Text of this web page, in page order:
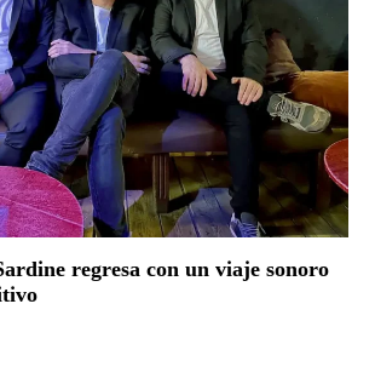
regresa con un viaje sonoro